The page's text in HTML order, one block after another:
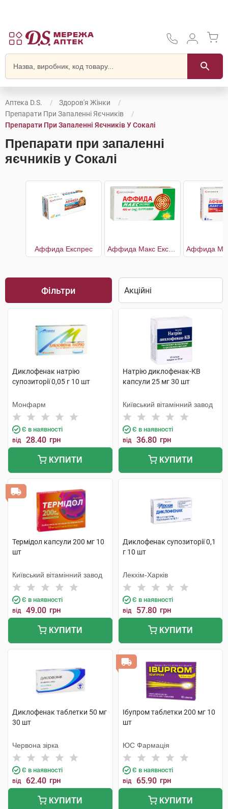
Аптека D.S.
Здоров'я Жінки
Препарати При Запаленні Яєчників
Препарати При Запаленні Яєчників У Сокалі
Препарати при запаленні
яєчників у Сокалі
Аффида Експрес
Фільтри
Диклофенак натрію
супозиторії 0,05 г 10 шт
Монфарм
Є в наявності
від 28.40 грн
КУПИТИ
Натрію диклофенак-КВ
капсули 25 мг 30 шт
Київський вітамінний завод
Є в наявності
від 36.80 грн
КУПИТИ
Термідол капсули 200 мг 10
шт
Київський вітамінний завод
Є в наявності
від 49.00 грн
КУПИТИ
Диклофенак супозиторії 0,1
г 10 шт
Лекхім-Харків
Є в наявності
від 57.80 грн
КУПИТИ
Диклофенак таблетки 50 мг
30 шт
Червона зірка
Є в наявності
від 62.40 грн
КУПИТИ
Ібупром таблетки 200 мг 10
шт
ЮС Фармація
Є в наявності
від 65.90 грн
КУПИТИ